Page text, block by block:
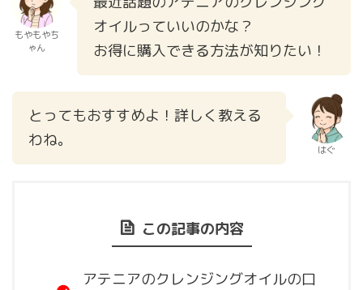
もやもやち
ゃん
オイルっていいのかな？
お得に購入できる方法が知りたい！
とってもおすすめよ！詳しく教える
わね。
はぐ
この記事の内容
アテニアのクレンジングオイルの口